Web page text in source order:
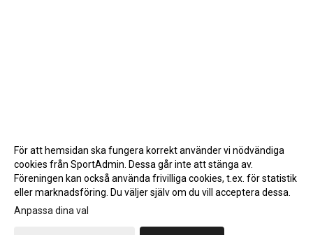
Gå till Webbversion
För att hemsidan ska fungera korrekt använder vi nödvändiga
cookies från SportAdmin. Dessa går inte att stänga av.
Föreningen kan också använda frivilliga cookies, t.ex. för statistik
eller marknadsföring. Du väljer själv om du vill acceptera dessa.
Anpassa dina val